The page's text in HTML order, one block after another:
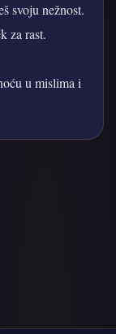
svoju nežnost.
za rast.
u mislima i